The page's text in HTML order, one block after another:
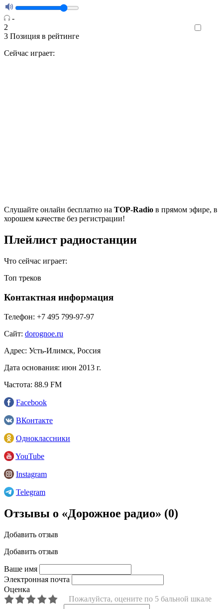
-
2
3 Позиция в рейтинге
Сейчас играет:
Cлушайте онлайн бесплатно на TOP-Radio в прямом эфире, в
хорошем качестве без регистрации!
Плейлист радиостанции
Что сейчас играет:
Топ треков
Контактная информация
Телефон: +7 495 799‑97-97
Сайт: dorognoe.ru
Адрес: Усть-Илимск, Россия
Дата основания: июн 2013 г.
Частота: 88.9 FM
Facebook
ВКонтакте
Одноклассники
YouTube
Instagram
Telegram
Отзывы о «Дорожное радио» (0)
Добавить отзыв
Добавить отзыв
Ваше имя
Электронная почта
Оценка
Пожалуйста, оцените по 5 бальной шкале